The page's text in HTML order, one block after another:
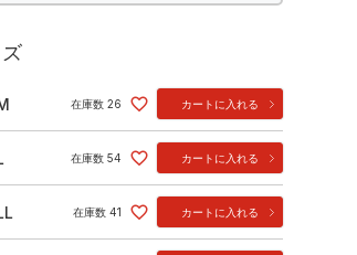
在庫数 26 カートに入れる
在庫数 54 カートに入れる
在庫数 41 カートに入れる